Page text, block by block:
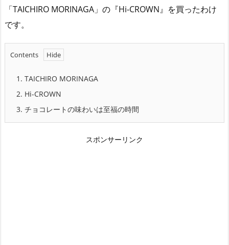
「TAICHIRO MORINAGA」の『Hi-CROWN』を買ったわけ
です。
Contents
1. TAICHIRO MORINAGA
2. Hi-CROWN
3. チョコレートの味わいは至福の時間
スポンサーリンク